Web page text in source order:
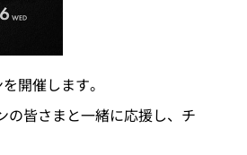
開催します。
皆さまと一緒に応援し、チ